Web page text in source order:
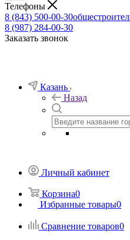
Телефоны
8 (843) 500-00-30
8 (987) 284-00-30
Заказать звонок
Казань
Назад
Личный кабинет
Корзина0
Избранные товары0
Сравнение товаров0